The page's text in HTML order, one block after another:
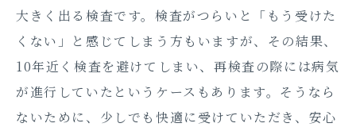
大きく出る検査です。検査がつらいと「もう受けた
くない」と感じてしまう方もいますが、その結果、
10年近く検査を避けてしまい、再検査の際には病気
が進行していたというケースもあります。そうなら
ないために、少しでも快適に受けていただき、安心